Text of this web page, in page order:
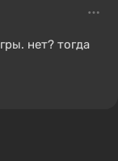
нет? тогда